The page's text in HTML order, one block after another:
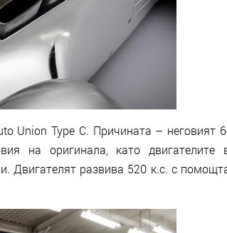
Union Type C. Причината – неговият
на оригинала, като двигателите
Двигателят развива 520 к.с. с